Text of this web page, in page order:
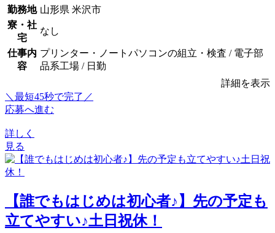
勤務地 山形県 米沢市
寮・社
宅
なし
仕事内
容
プリンター・ノートパソコンの組立・検査 / 電子部
品系工場 / 日勤
詳細を表示
＼最短45秒で完了／
応募へ進む
詳しく
見る
【誰でもはじめは初心者♪】先の予定も
立てやすい♪土日祝休！